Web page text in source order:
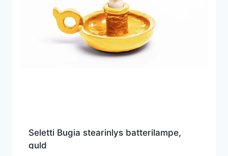
Seletti Bugia stearinlys batterilampe,
guld